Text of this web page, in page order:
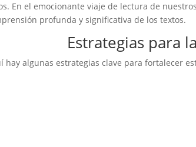
En el emocionante viaje de lectura de
profunda y significativa de los textos.
Estrategias para
hay algunas estrategias clave para fortalecer